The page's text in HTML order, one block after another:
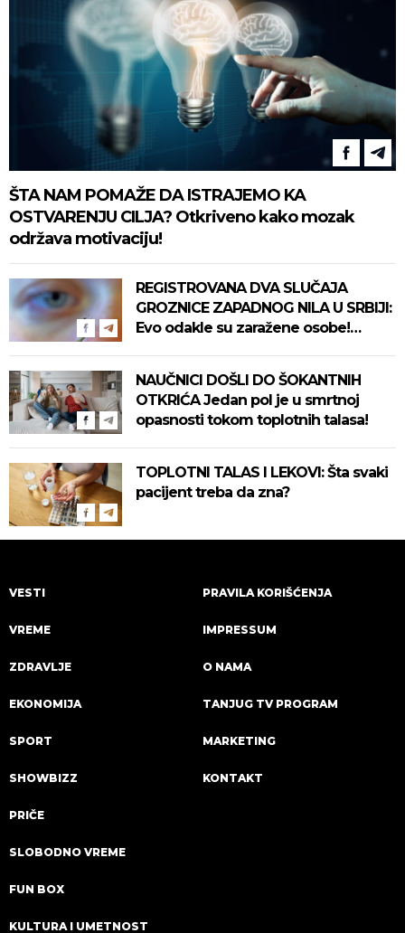
ŠTA NAM POMAŽE DA ISTRAJEMO KA
OSTVARENJU CILJA? Otkriveno kako mozak
održava motivaciju!
REGISTROVANA DVA SLUČAJA
GROZNICE ZAPADNOG NILA U SRBIJI:
Evo odakle su zaražene osobe!
NAUČNICI DOŠLI DO ŠOKANTNIH
OTKRIĆA Jedan pol je u smrtnoj
opasnosti tokom toplotnih talasa!
TOPLOTNI TALAS I LEKOVI: Šta svaki
pacijent treba da zna?
VESTI
VREME
ZDRAVLJE
EKONOMIJA
SPORT
SHOWBIZZ
PRIČE
SLOBODNO VREME
FUN BOX
KULTURA I UMETNOST
PRAVILA KORIŠĆENJA
IMPRESSUM
O NAMA
TANJUG TV PROGRAM
MARKETING
KONTAKT